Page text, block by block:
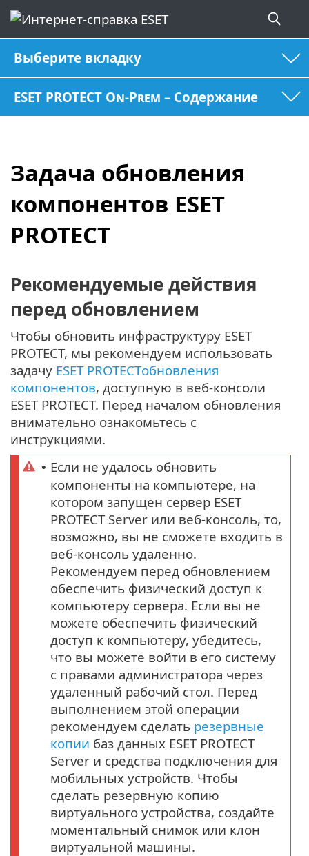
Выберите вкладку
ESET PROTECT On-Prem – Содержание
Задача обновления
компонентов ESET
PROTECT
Рекомендуемые действия
перед обновлением
Чтобы обновить инфраструктуру ESET
PROTECT, мы рекомендуем использовать
задачу ESET PROTECTобновления
компонентов, доступную в веб-консоли
ESET PROTECT. Перед началом обновления
внимательно ознакомьтесь с
инструкциями.
• Если не удалось обновить
компоненты на компьютере, на
котором запущен сервер ESET
PROTECT Server или веб-консоль, то,
возможно, вы не сможете входить в
веб-консоль удаленно.
Рекомендуем перед обновлением
обеспечить физический доступ к
компьютеру сервера. Если вы не
можете обеспечить физический
доступ к компьютеру, убедитесь,
что вы можете войти в его систему
с правами администратора через
удаленный рабочий стол. Перед
выполнением этой операции
рекомендуем сделать резервные
копии баз данных ESET PROTECT
Server и средства подключения для
мобильных устройств. Чтобы
сделать резервную копию
виртуального устройства, создайте
моментальный снимок или клон
виртуальной машины.